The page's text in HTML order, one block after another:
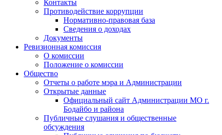
Контакты
Противодействие коррупции
Нормативно-правовая база
Сведения о доходах
Документы
Ревизионная комиссия
О комиссии
Положение о комиссии
Общество
Отчеты о работе мэра и Администрации
Открытые данные
Официальный сайт Администрации МО г.
Бодайбо и района
Публичные слушания и общественные
обсуждения